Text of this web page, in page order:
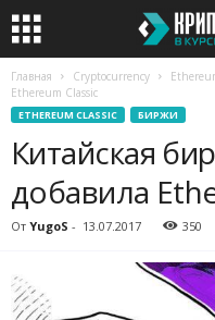
Главная Cryptocurrency
Ethereum Classic
ETHEREUM CLASSIC БИРЖИ
Китайская
добавила
От YugoS - 13.07.2017 350